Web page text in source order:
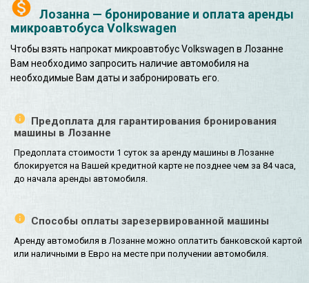
Лозанна — бронирование и оплата аренды
микроавтобуса Volkswagen
Чтобы взять напрокат микроавтобус Volkswagen в Лозанне
Вам необходимо запросить наличие автомобиля на
необходимые Вам даты и забронировать его.
Предоплата для гарантирования бронирования
машины в Лозанне
Предоплата стоимости 1 суток за аренду машины в Лозанне
блокируется на Вашей кредитной карте не позднее чем за 84 часа,
до начала аренды автомобиля.
Способы оплаты зарезервированной машины
Аренду автомобиля в Лозанне можно оплатить банковской картой
или наличными в Евро на месте при получении автомобиля.